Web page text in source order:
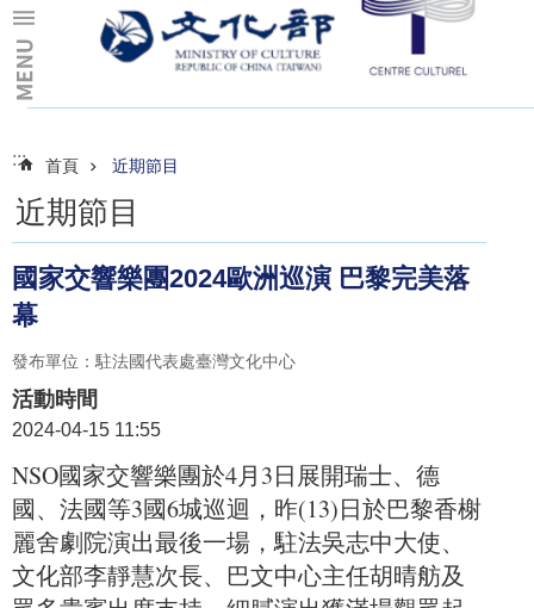
跳到主要內容區塊
:::
::: 首頁 近期節目
近期節目
國家交響樂團2024歐洲巡演 巴黎完美落
幕
發布單位：駐法國代表處臺灣文化中心
活動時間
2024-04-15 11:55
NSO國家交響樂團於4月3日展開瑞士、德
國、法國等3國6城巡迴，昨(13)日於巴黎香榭
麗舍劇院演出最後一場，駐法吳志中大使、
文化部李靜慧次長、巴文中心主任胡晴舫及